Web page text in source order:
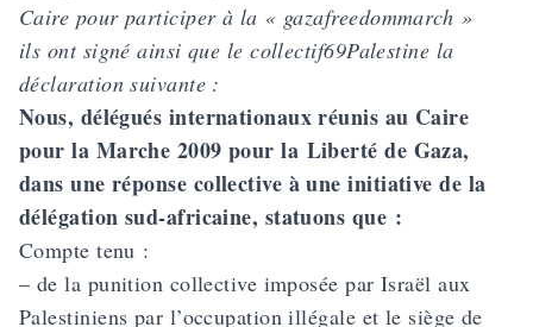
Caire pour participer à la « gazafreedommarch »
ils ont signé ainsi que le collectif69Palestine la
déclaration suivante :
Nous, délégués internationaux réunis au Caire
pour la Marche 2009 pour la Liberté de Gaza,
dans une réponse collective à une initiative de la
délégation sud-africaine, statuons que :
Compte tenu :
– de la punition collective imposée par Israël aux
Palestiniens par l’occupation illégale et le siège de